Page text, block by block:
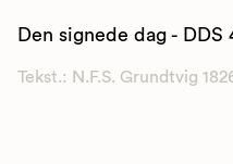
Den signede dag - DDS
Tekst.: N.F.S. Grundtvig